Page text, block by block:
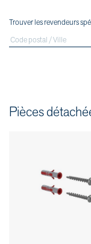
Trouver les revendeurs
Pièces